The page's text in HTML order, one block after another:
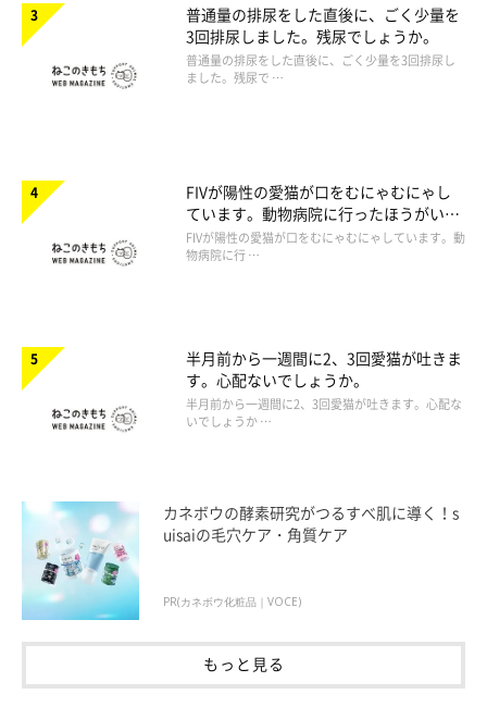
普通量の排尿をした直後に、ごく少量を
3回排尿しました。残尿でしょうか。
普通量の排尿をした直後に、ごく少量を3回排尿し
ました。残尿で …
FIVが陽性の愛猫が口をむにゃむにゃし
ています。動物病院に行ったほうがいい
ですか。
FIVが陽性の愛猫が口をむにゃむにゃしています。動
物病院に行 …
半月前から一週間に2、3回愛猫が吐きま
す。心配ないでしょうか。
半月前から一週間に2、3回愛猫が吐きます。心配な
いでしょうか …
カネボウの酵素研究がつるすべ肌に導く！s
uisaiの毛穴ケア・角質ケア
PR(カネボウ化粧品｜VOCE)
もっと見る